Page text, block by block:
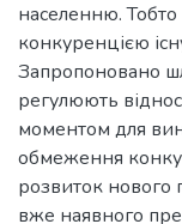
населенню.
конкуренцією
Запропоновано
регулюють
моментом для
обмеження
розвиток нового
вже наявного